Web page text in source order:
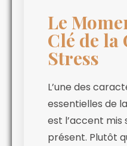
Le
Clé de la
Stress
L’une des
essentielles de
est l’accent mis
présent. Plutôt